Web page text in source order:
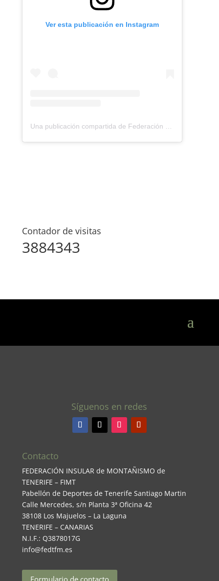
Ver esta publicación en Instagram
Una publicación compartida de Federación Montañismo Tenerife (@federacion_montanismo_tenerife)
Contador de visitas
3884343
Síguenos en redes
Contacto
FEDERACIÓN INSULAR de MONTAÑISMO de
TENERIFE – FIMT
Pabellón de Deportes de Tenerife Santiago Martin
Calle Mercedes, s/n Planta 3ª Oficina 42
38108 Los Majuelos – La Laguna
TENERIFE – CANARIAS
N.I.F.: Q3878017G
info@fedtfm.es
Formulario de contacto